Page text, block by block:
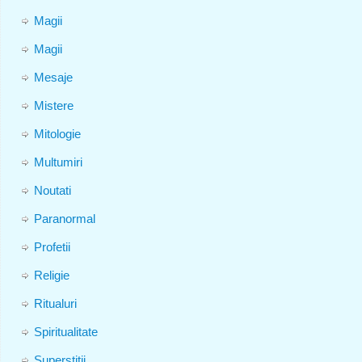
Magii
Magii
Mesaje
Mistere
Mitologie
Multumiri
Noutati
Paranormal
Profetii
Religie
Ritualuri
Spiritualitate